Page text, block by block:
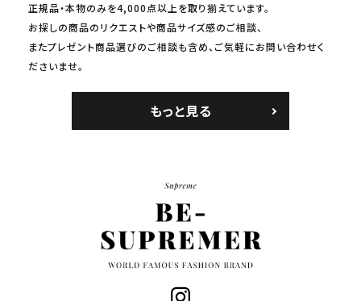
正規品・本物のみを4,000点以上を取り揃えています。
お探しの商品のリクエストや商品サイズ感のご相談、
またプレゼント商品選びのご相談も含め、ご気軽にお問い合わせく
ださいませ。
もっと見る